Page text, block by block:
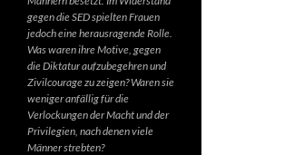
gegen die SED spielten Frauen
jedoch eine herausragende Rolle.
Was waren ihre Motive, gegen
die Diktatur aufzubegehren und
Zivilcourage zu zeigen? Waren sie
weniger anfällig für die
Verlockungen der Macht und der
Privilegien, nach denen viele
Männer strebten?